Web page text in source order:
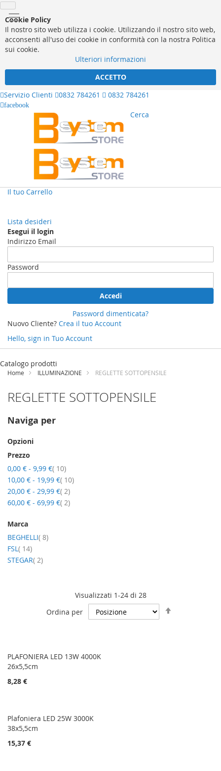
Cookie Policy
Il nostro sito web utilizza i cookie. Utilizzando il nostro sito web,
acconsenti all'uso dei cookie in conformità con la nostra Politica
sui cookie.
Ulteriori informazioni
ACCETTO
Servizio Clienti
0832 784261 0832 784261
facebook
Cerca
Il tuo Carrello
Lista desideri
Esegui il login
Indirizzo Email
Password
Accedi
Password dimenticata?
Nuovo Cliente? Crea il tuo Account
Hello, sign in Tuo Account
Salta
contenuto
Catalogo prodotti
Home ILLUMINAZIONE REGLETTE SOTTOPENSILE
REGLETTE SOTTOPENSILE
Visualizzati 1-24 di 28
Ordina per
PLAFONIERA LED 13W 4000K
26x5,5cm
8,28 €
Plafoniera LED 25W 3000K
38x5,5cm
15,37 €
Naviga per
Opzioni
Prezzo
0,00 € - 9,99 € 10elementi
10,00 € - 19,99 € 10elementi
20,00 € - 29,99 € 2elementi
60,00 € - 69,99 € 2elementi
Marca
BEGHELLI 8elementi
FSL
14elementi
STEGAR 2elementi